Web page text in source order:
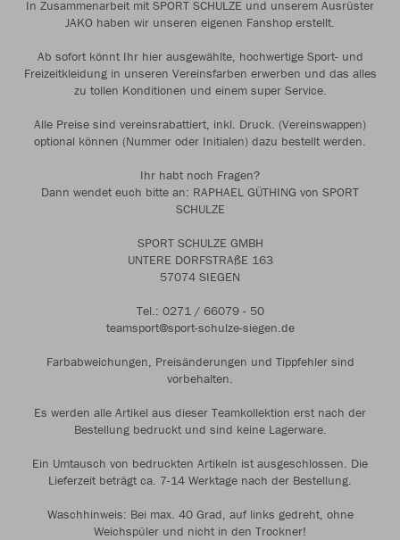
In Zusammenarbeit mit SPORT SCHULZE und unserem Ausrüster
JAKO haben wir unseren eigenen Fanshop erstellt.
Ab sofort könnt Ihr hier ausgewählte, hochwertige Sport- und
Freizeitkleidung in unseren Vereinsfarben erwerben und das alles
zu tollen Konditionen und einem super Service.
Alle Preise sind vereinsrabattiert, inkl. Druck. (Vereinswappen)
optional können (Nummer oder Initialen) dazu bestellt werden.
Ihr habt noch Fragen?
Dann wendet euch bitte an: RAPHAEL GÜTHING von SPORT
SCHULZE
SPORT SCHULZE GMBH
UNTERE DORFSTRAßE 163
57074 SIEGEN
Tel.: 0271 / 66079 - 50
teamsport@sport-schulze-siegen.de
Farbabweichungen, Preisänderungen und Tippfehler sind
vorbehalten.
Es werden alle Artikel aus dieser Teamkollektion erst nach der
Bestellung bedruckt und sind keine Lagerware.
Ein Umtausch von bedruckten Artikeln ist ausgeschlossen. Die
Lieferzeit beträgt ca. 7-14 Werktage nach der Bestellung.
Waschhinweis: Bei max. 40 Grad, auf links gedreht, ohne
Weichspüler und nicht in den Trockner!